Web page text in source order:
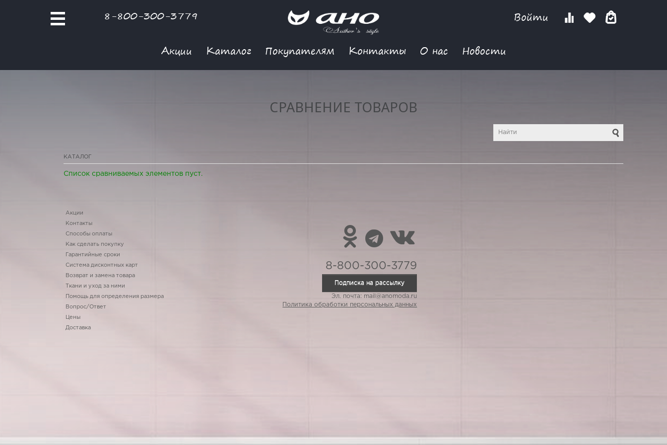
8-800-300-3779 Войти
Акции Каталог Покупателям Контакты О нас Новости
СРАВНЕНИЕ ТОВАРОВ
КАТАЛОГ
Список сравниваемых элементов пуст.
Акции
Контакты
Способы оплаты
Как сделать покупку
Гарантийные сроки
Система дисконтных карт
Возврат и замена товара
Ткани и уход за ними
Помощь для определения размера
Вопрос/Ответ
Цены
Доставка
8-800-300-3779
Подписка на рассылку
Эл. почта: mail@anomoda.ru
Политика обработки персональных данных